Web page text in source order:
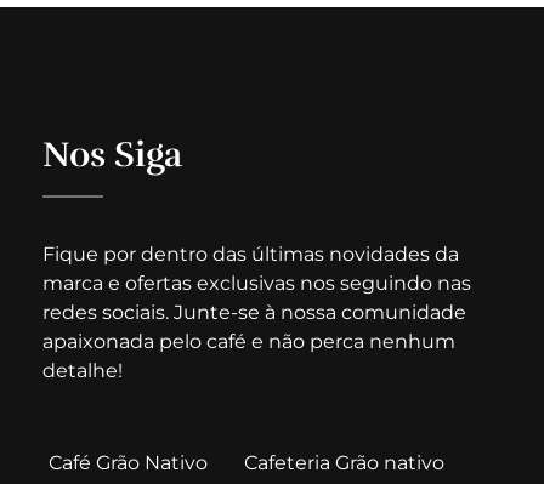
Nos Siga
Fique por dentro das últimas novidades da
marca e ofertas exclusivas nos seguindo nas
redes sociais. Junte-se à nossa comunidade
apaixonada pelo café e não perca nenhum
detalhe!
Café Grão Nativo Cafeteria Grão nativo